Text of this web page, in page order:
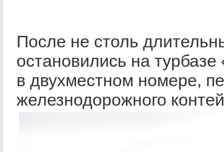
После не столь
остановились на
в двухместном номере,
железнодорожного